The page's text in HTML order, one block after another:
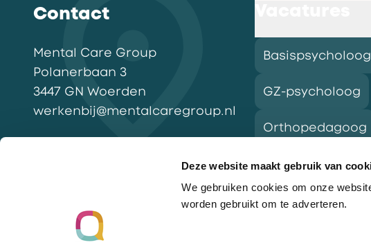
Deze website maakt gebruik van
We gebruiken cookies om onze
worden gebruikt om te adverteren.
Contact
Mental Care Group
Polanerbaan 3
3447 GN Woerden
werkenbij@mentalcaregroup.nl
Basispsycholoog
GZ-psycholoog
Orthopedagoog
Ga naar de homepagina
Vacatures